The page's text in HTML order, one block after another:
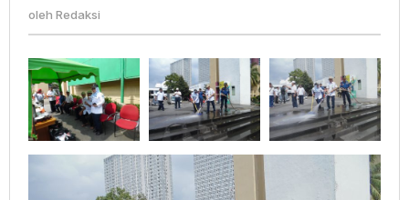
Dibersihkan
Komunitas
Warga
Dari
Sampah
dan
Lemak
oleh Redaksi